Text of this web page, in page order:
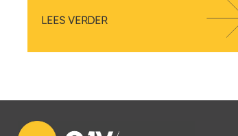
LEES VERDER